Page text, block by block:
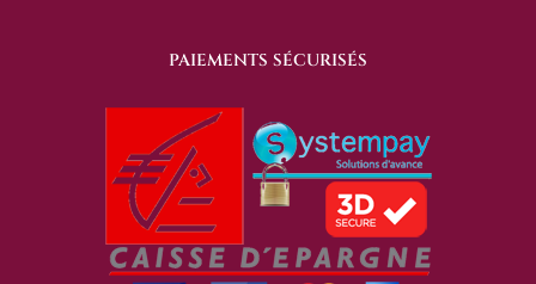
PAIEMENTS SÉCURISÉS